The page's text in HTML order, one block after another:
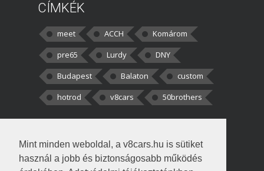
Mint minden weboldal, a v8cars.hu is sütiket
használ a jobb és biztonságosabb működés
CÍMKÉK
meet ACCH
Komárom
pre65
Lurdy
DNY
Budapest
Balaton
custom
hotrod
v8cars 50brothers
kortisz:Elszúrtam! Én csak két
darabbaal számoltam. Nem tudtam, hogy fél autót,